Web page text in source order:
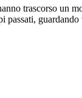
trascorso un
passati,